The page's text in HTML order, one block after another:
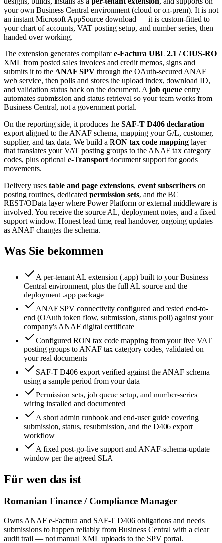
your own Business Central environment (cloud or on-prem). It is not
an instant Microsoft AppSource download — it is custom-fitted to
your chart of accounts, VAT posting setup, and number series, then
handed over working.
The extension generates compliant e-Factura UBL 2.1 / CIUS-RO
XML from posted sales invoices and credit memos, signs and
submits it to the ANAF SPV through the OAuth-secured ANAF
web service, then polls and stores the upload index, download ID,
and validation status back on the document. A job queue entry
automates submission and status retrieval so your team works from
Business Central, not a government portal.
On the reporting side, it produces the SAF-T D406 declaration
export aligned to the ANAF schema, mapping your G/L, customer,
supplier, and tax data. We build a RON tax code mapping layer
that translates your VAT posting groups to the ANAF tax category
codes, plus optional e-Transport document support for goods
movements.
Delivery uses table and page extensions, event subscribers on
posting routines, dedicated permission sets, and the BC
REST/OData layer where Power Platform or external middleware is
involved. You receive the source AL, deployment notes, and a fixed
support window. Honest lead time, real handover, ongoing updates
as ANAF changes the schema.
Was Sie bekommen
A per-tenant AL extension (.app) built to your Business
Central environment, plus the full AL source and the
deployment .app package
ANAF SPV connectivity configured and tested end-to-
end (OAuth token flow, submission, status poll) against your
company's ANAF digital certificate
Configured RON tax code mapping from your live VAT
posting groups to ANAF tax category codes, validated on
your real documents
SAF-T D406 export verified against the ANAF schema
using a sample period from your data
Permission sets, job queue setup, and number-series
wiring installed and documented
A short admin runbook and end-user guide covering
submission, status, resubmission, and the D406 export
workflow
A fixed post-go-live support and ANAF-schema-update
window per the agreed SLA
Für wen das ist
Romanian Finance / Compliance Manager
Owns ANAF e-Factura and SAF-T D406 obligations and needs
submissions to happen reliably from Business Central with a clear
audit trail — not manual XML uploads to the SPV portal.